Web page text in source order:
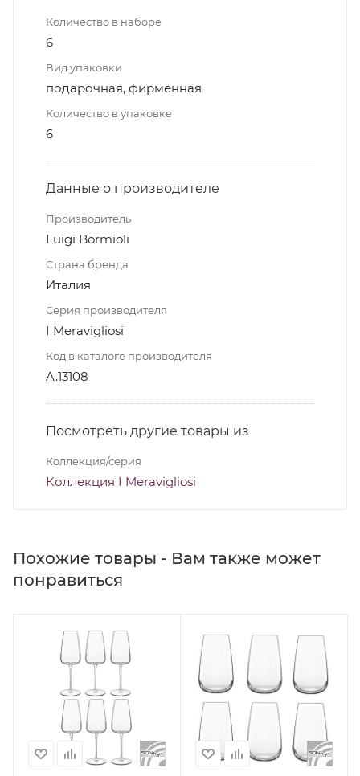
Количество в наборе
6
Вид упаковки
подарочная, фирменная
Количество в упаковке
6
Данные о производителе
Производитель
Luigi Bormioli
Страна бренда
Италия
Серия производителя
I Meravigliosi
Код в каталоге производителя
A.13108
Посмотреть другие товары из
Коллекция/серия
Коллекция I Meravigliosi
Похожие товары - Вам также может
понравиться